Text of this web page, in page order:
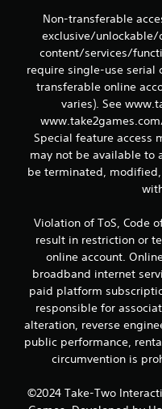
Non-transferable
exclusive/
content/services/
require single-use serial
transferable online
varies). See
Special feature access
may not be available to
be terminated,
Violation of ToS, Code
result in restriction or
online account.
broadband internet
paid platform
responsible for
alteration, reverse
public performance,
circumvention is
©2024 Take-Two